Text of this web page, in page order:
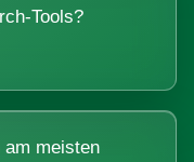
Tools?
am meisten